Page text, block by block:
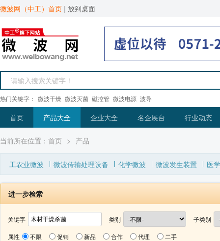
微波网（中工）首页 | 放到桌面
热门关键字： 微波干燥 微波灭菌 磁控管 微波电源 波导
首页 产品大全 企业大全 名企展台 行业动态
当前所在位置： 首页 > 产品
工农业微波 微波传输处理设备 化学微波 微波发生装置 医
进一步检索
关键字 类别 子类别
属性 不限 促销 新品 合作 代理 二手